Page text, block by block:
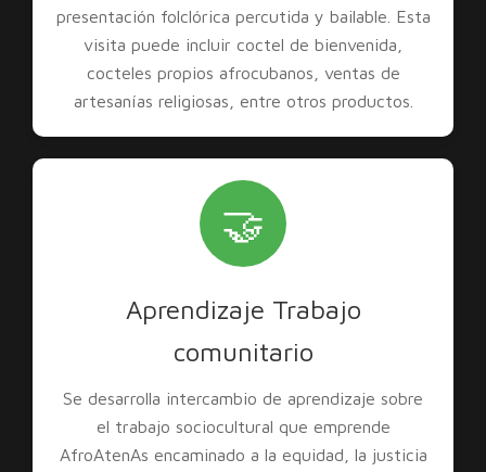
presentación folclórica percutida y bailable. Esta
visita puede incluir coctel de bienvenida,
cocteles propios afrocubanos, ventas de
artesanías religiosas, entre otros productos.
🤝
Aprendizaje Trabajo
comunitario
Se desarrolla intercambio de aprendizaje sobre
el trabajo sociocultural que emprende
AfroAtenAs encaminado a la equidad, la justicia